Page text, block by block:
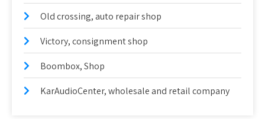
Old crossing, auto repair shop
Victory, consignment shop
Boombox, Shop
KarAudioCenter, wholesale and retail company